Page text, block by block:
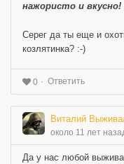
нажористо и вкусно!
Серег да ты еще и
козлятинка? :-)
0 Ответить
Виталий
около 11 лет
Да у нас любой